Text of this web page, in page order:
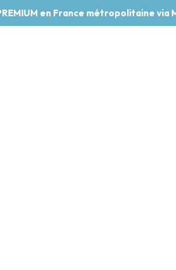
en France métropolitaine via